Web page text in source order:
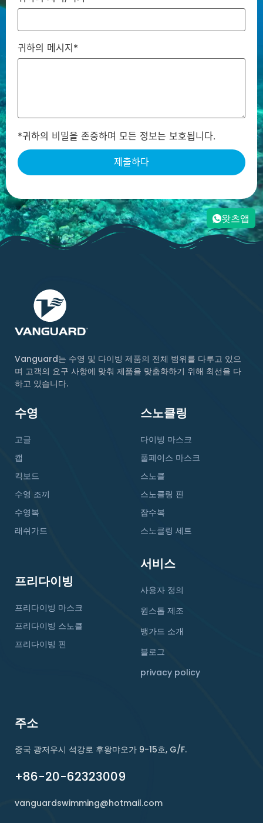
귀하의 메시지*
*귀하의 비밀을 존중하며 모든 정보는 보호됩니다.
Vanguard는 수영 및 다이빙 제품의 전체 범위를 다루고 있으
며 고객의 요구 사항에 맞춰 제품을 맞춤화하기 위해 최선을 다
하고 있습니다.
수영
고글
캡
킥보드
수영 조끼
수영복
래쉬가드
스노클링
다이빙 마스크
풀페이스 마스크
스노클
스노클링 핀
잠수복
스노클링 세트
프리다이빙
프리다이빙 마스크
프리다이빙 스노클
프리다이빙 핀
서비스
사용자 정의
원스톱 제조
뱅가드 소개
블로그
privacy policy
주소
중국 광저우시 석강로 후왕먀오가 9-15호, G/F.
+86-20-62323009
vanguardswimming@hotmail.com
왓츠앱